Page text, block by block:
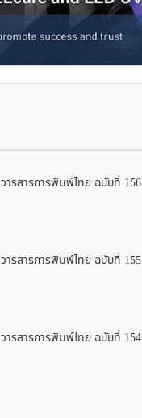
วารสารการพิมพ์ไทย ฉบับที่ 156
วารสารการพิมพ์ไทย ฉบับที่ 155
วารสารการพิมพ์ไทย ฉบับที่ 154